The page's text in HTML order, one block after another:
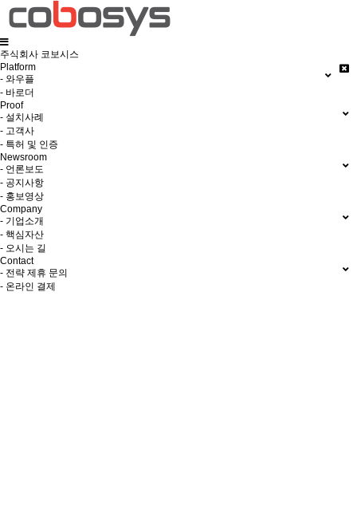
주식회사 코보시스
Platform
- 와우플
- 바로더
Proof
- 설치사례
- 고객사
- 특허 및 인증
Newsroom
- 언론보도
- 공지사항
- 홍보영상
Company
- 기업소개
- 핵심자산
- 오시는 길
Contact
- 전략 제휴 문의
- 온라인 결제